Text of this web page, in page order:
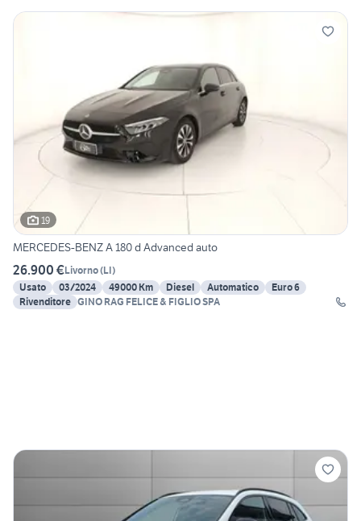
19
MERCEDES-BENZ A 180 d Advanced auto
26.900 €Livorno(LI)
Usato
03/2024 49000 Km Diesel Automatico
Euro 6
Rivenditore GINO RAG FELICE & FIGLIO SPA